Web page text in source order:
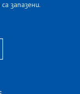
запазени.
Balkan News Agencies